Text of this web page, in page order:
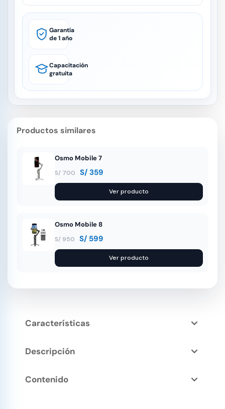
Garantía
de 1 año
Capacitación
gratuita
Productos similares
Osmo Mobile 7
S/ 700 S/ 359
Ver producto
Osmo Mobile 8
S/ 950 S/ 599
Ver producto
Características
Descripción
Contenido